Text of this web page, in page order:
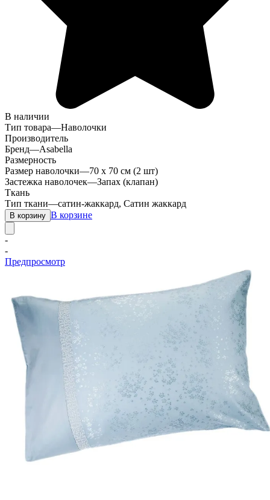
В наличии
Тип товара—Наволочки
Производитель
Бренд—Asabella
Размерность
Размер наволочки—70 х 70 см (2 шт)
Застежка наволочек—Запах (клапан)
Ткань
Тип ткани—сатин-жаккард, Сатин жаккард
В корзину В корзине
-
-
Предпросмотр